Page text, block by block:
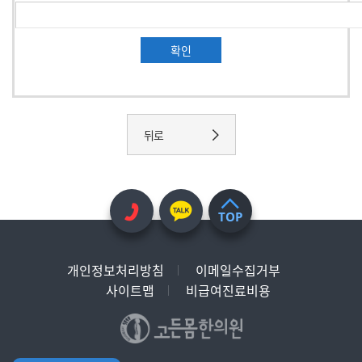
확인
뒤로
TOP
개인정보처리방침
이메일수집거부
사이트맵
비급여진료비용